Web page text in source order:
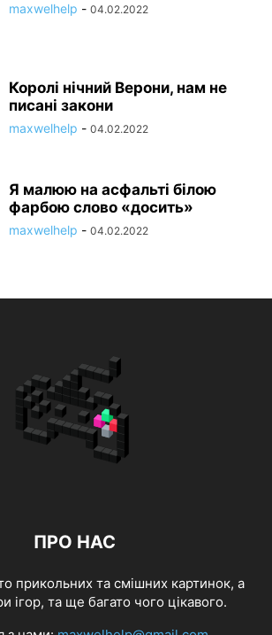
maxwelhelp - 04.02.2022
Королі нічний Верони, нам не
писані закони
maxwelhelp - 04.02.2022
Я малюю на асфальті білою
фарбою слово «досить»
maxwelhelp - 04.02.2022
ПРО НАС
прикольних та смішних картинок, а
ігор, та ще багато чого цікавого.